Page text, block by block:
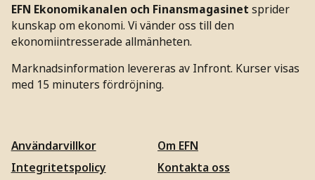
EFN Ekonomikanalen och Finansmagasinet sprider
kunskap om ekonomi. Vi vänder oss till den
ekonomiintresserade allmänheten.
Marknadsinformation levereras av Infront. Kurser visas
med 15 minuters fördröjning.
Användarvillkor
Integritetspolicy
Om EFN
Kontakta oss